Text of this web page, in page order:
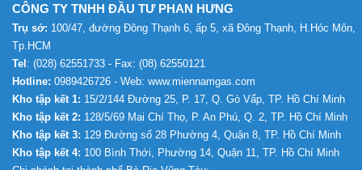
CÔNG TY TNHH ĐẦU TƯ PHAN HƯNG
Trụ sở: 100/47, đường Đông Thạnh 6, ấp 5, xã Đông Thạnh, H.Hóc Môn,
Tp.HCM
Tel : (028) 62551733 - Fax: (08) 62550121
Hotline: 0989426726 - Web: www.miennamgas.com
Kho tập kết 1: 15/2/144 Đường 25, P. 17, Q. Gò Vấp, TP. Hồ Chí Minh
Kho tập kết 2: 128/5/69 Mai Chí Thọ, P. An Phú, Q. 2, TP. Hồ Chí Minh
Kho tập kết 3: 129 Đường số 28 Phường 4, Quận 8, TP. Hồ Chí Minh
Kho tập kết 4: 100 Bình Thới, Phường 14, Quận 11, TP. Hồ Chí Minh